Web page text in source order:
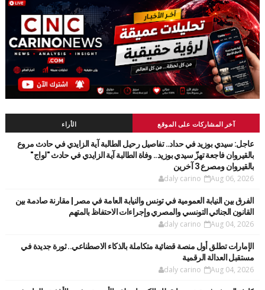
آخر المشاركات على الموقع الأراء
عاجل: سيدي بوزيد في حداد.. تفاصيل رحيل الطالبة آية الزايدي في حادث مروع
بالقيروان فاجعة تهزّ سيدي بوزيد.. وفاة الطالبة آية الزايدي في حادث "لواج"
بالقيروان ومصرع 3 آخرين
daly carino Aug 06, 2026
الفرق بين النيابة العمومية في تونس والنيابة العامة في مصر | مقارنة صادمة بين
القانون الجنائي التونسي والمصري وإجراءات الاحتفاظ بالمتهم
daly carino Aug 04, 2026
الإمارات تطلق أول منصة قضائية متكاملة بالذكاء الاصطناعي.. ثورة جديدة في
مستقبل العدالة الرقمية
daly carino Aug 04, 2026